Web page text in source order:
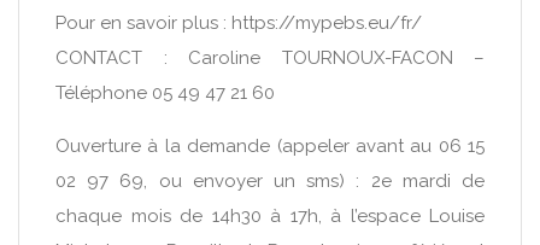
Pour en savoir plus : https://mypebs.eu/fr/
CONTACT : Caroline TOURNOUX-FACON –
Téléphone 05 49 47 21 60
Ouverture à la demande (appeler avant au 06 15
02 97 69, ou envoyer un sms) : 2e mardi de
chaque mois de 14h30 à 17h, à l’espace Louise